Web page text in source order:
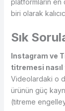
biri olarak
Sık
Instagram ve
titremesi
Videolardaki o
ürünün güç
(titreme